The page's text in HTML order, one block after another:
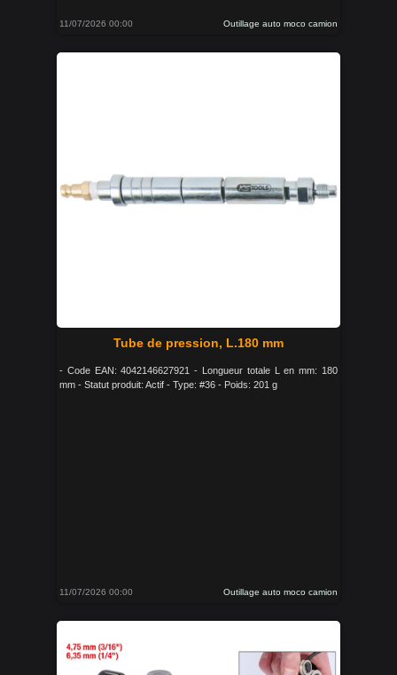
11/07/2026 00:00 Outillage auto moco camion
Tube de pression, L.180 mm
- Code EAN: 4042146627921 - Longueur totale L en mm: 180
mm - Statut produit: Actif - Type: #36 - Poids: 201 g
11/07/2026 00:00 Outillage auto moco camion